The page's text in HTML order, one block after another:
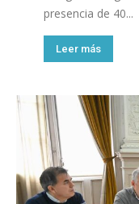
presencia de 40...
Leer más